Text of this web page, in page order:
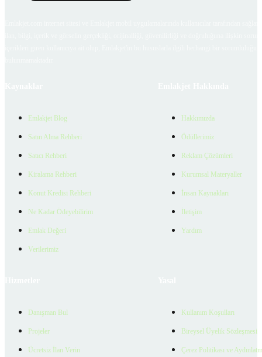
Emlakjet Blog
Satın Alma Rehberi
Satıcı Rehberi
Kiralama Rehberi
Konut Kredisi Rehberi
Ne Kadar Ödeyebilirim
Emlak Değeri
Verilerimiz
Hakkımızda
Ödüllerimiz
Reklam Çözümleri
Kurumsal Materyaller
İnsan Kaynakları
İletişim
Yardım
Danışman Bul
Projeler
Ücretsiz İlan Verin
Kullanım Koşulları
Bireysel Üyelik Sözleşmesi
Çerez Politikası ve